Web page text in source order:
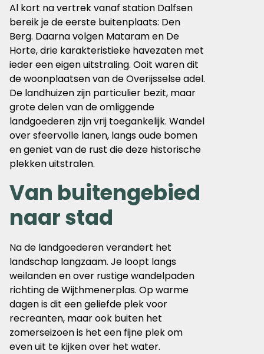
Al kort na vertrek vanaf station Dalfsen
bereik je de eerste buitenplaats: Den
Berg. Daarna volgen Mataram en De
Horte, drie karakteristieke havezaten met
ieder een eigen uitstraling. Ooit waren dit
de woonplaatsen van de Overijsselse adel.
De landhuizen zijn particulier bezit, maar
grote delen van de omliggende
landgoederen zijn vrij toegankelijk. Wandel
over sfeervolle lanen, langs oude bomen
en geniet van de rust die deze historische
plekken uitstralen.
Van buitengebied
naar stad
Na de landgoederen verandert het
landschap langzaam. Je loopt langs
weilanden en over rustige wandelpaden
richting de Wijthmenerplas. Op warme
dagen is dit een geliefde plek voor
recreanten, maar ook buiten het
zomerseizoen is het een fijne plek om
even uit te kijken over het water.